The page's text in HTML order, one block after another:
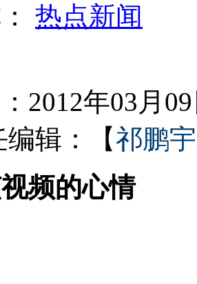
部级官员涉罪
多人 警民合力深夜将其击毙
老人 痛下狠手拳打脚踢
热点新闻
2012年03月
编辑：【祁鹏宇
频的心情